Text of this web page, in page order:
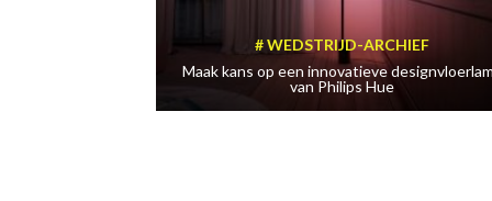
WEDSTRIJD-ARCHIEF
Maak kans op een innovatieve
van Philips Hue